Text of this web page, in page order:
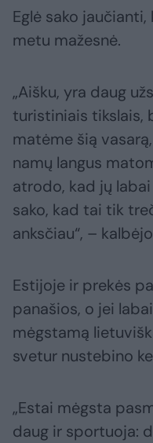
Eglė sako
metu mažesnė.
„Aišku, yra daug
turistiniais tikslais,
matėme šią
namų langus
atrodo, kad jų
sako, kad tai tik
anksčiau“, –
Estijoje ir prekės
panašios, o jei
mėgstamą
svetur nustebino
„Estai mėgsta
daug ir sportuoja: